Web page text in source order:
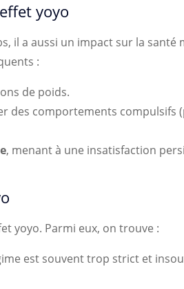
yoyo
il a aussi un impact sur la santé
:
de poids.
des comportements compulsifs
, menant à une insatisfaction
yoyo. Parmi eux, on trouve :
est souvent trop strict et